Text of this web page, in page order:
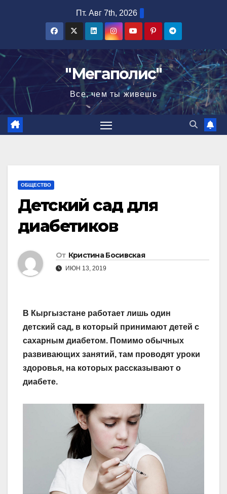
Пт. Авг 7th, 2026
"Мегаполис"
Все, чем ты живешь
ОБЩЕСТВО
Детский сад для
диабетиков
От Кристина Босивская
ИЮН 13, 2019
В Кыргызстане работает лишь один
детский сад, в который принимают детей с
сахарным диабетом. Помимо обычных
развивающих занятий, там проводят уроки
здоровья, на которых рассказывают о
диабете.